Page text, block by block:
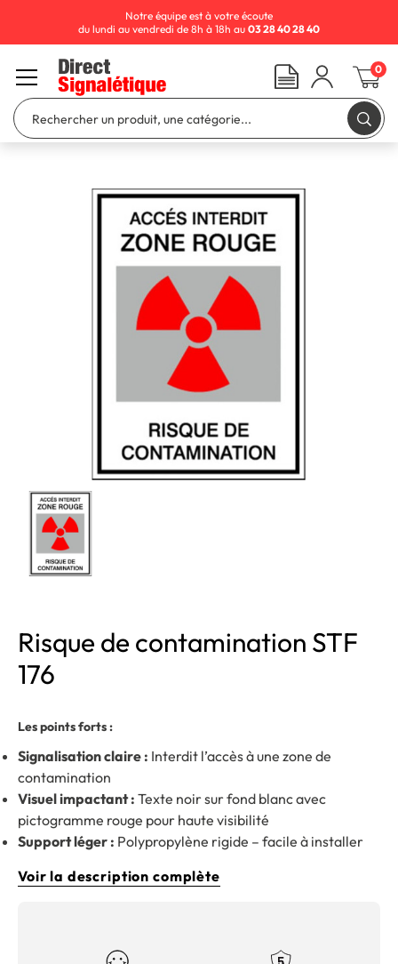
Risque de contamination STF
176
Les points forts :
Signalisation claire : Interdit l’accès à une zone de
contamination
Visuel impactant : Texte noir sur fond blanc avec
pictogramme rouge pour haute visibilité
Support léger : Polypropylène rigide – facile à installer
Voir la description complète
Notre équipe est à votre écoute
du lundi au vendredi de 8h à 18h au 03 28 40 28 40
0